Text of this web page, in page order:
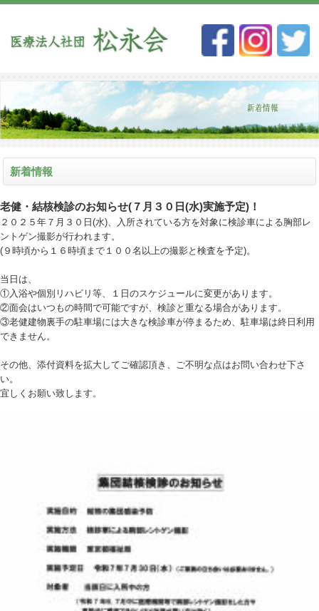
新着情報
老健・結核検診のお知らせ(７月３０日(水)実施予定)！
２０２５年７月３０日(水)、入所されている方を対象に検診車による胸部レ
ントゲン撮影が行われます。
(９時頃から１６時頃まで１００名以上の撮影と検査を予定)。
当日は、
①入浴や個別リハビリ等、１日のスケジュールに変更があります。
②面会はいつもの時間で可能ですが、検診と重なる場合があります。
③老健建物裏手の駐車場には大きな検診車が停まるため、駐車場は終日利用
できません。
その他、添付資料を拡大してご確認頂き、ご不明な点はお問い合わせ下さ
い。
宜しくお願い致します。